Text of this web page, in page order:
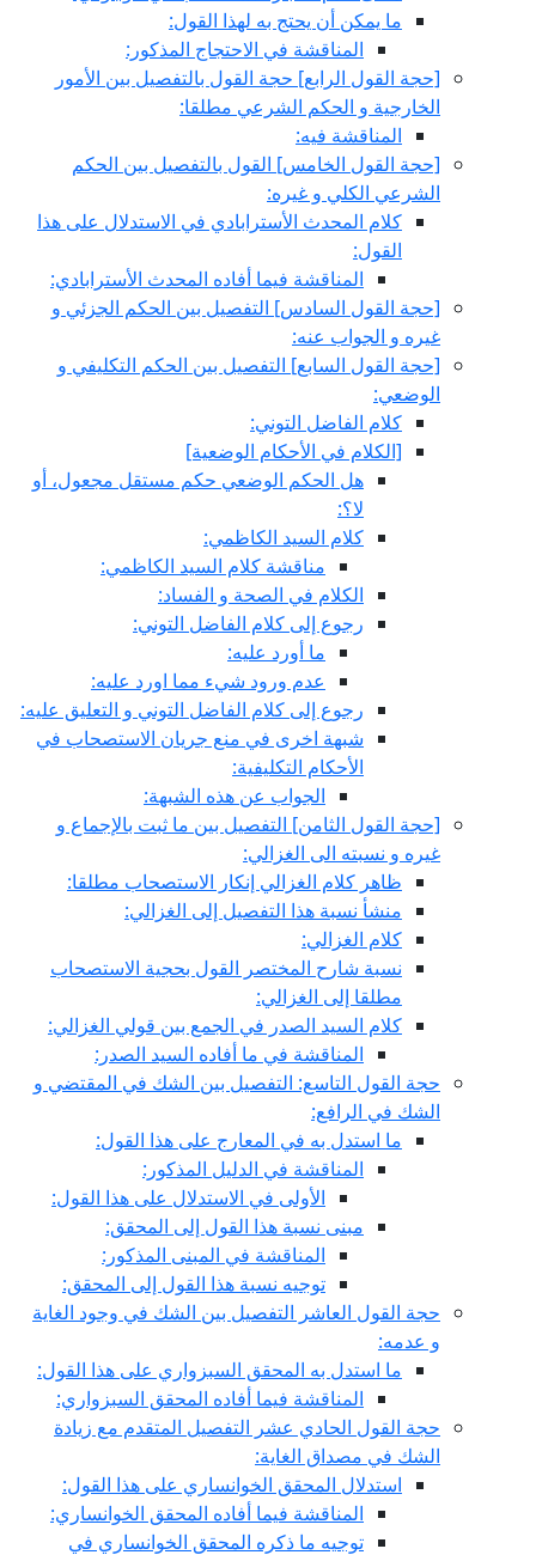
ما يمكن أن يحتج به لهذا القول:
المناقشة في الاحتجاج المذكور:
[حجة القول الرابع‏] حجة القول بالتفصيل بين الأمور
الخارجية و الحكم الشرعي مطلقا:
المناقشة فيه:
[حجة القول الخامس‏] القول بالتفصيل بين الحكم
الشرعي الكلي و غيره:
كلام المحدث الأسترابادي في الاستدلال على هذا
القول:
المناقشة فيما أفاده المحدث الأسترابادي:
[حجة القول السادس‏] التفصيل بين الحكم الجزئي و
غيره و الجواب عنه:
[حجة القول السابع‏] التفصيل بين الحكم التكليفي و
الوضعي:
كلام الفاضل التوني:
[الكلام في الأحكام الوضعية]
هل الحكم الوضعي حكم مستقل مجعول، أو
لا؟:
كلام السيد الكاظمي:
مناقشة كلام السيد الكاظمي:
الكلام في الصحة و الفساد:
رجوع إلى كلام الفاضل التوني:
ما أورد عليه:
عدم ورود شي‏ء مما اورد عليه:
رجوع إلى كلام الفاضل التوني و التعليق عليه:
شبهة اخرى في منع جريان الاستصحاب في
الأحكام التكليفية:
الجواب عن هذه الشبهة:
[حجة القول الثامن‏] التفصيل بين ما ثبت بالإجماع و
غيره و نسبته الى الغزالي:
ظاهر كلام الغزالي إنكار الاستصحاب مطلقا:
منشأ نسبة هذا التفصيل إلى الغزالي:
كلام الغزالي:
نسبة شارح المختصر القول بحجية الاستصحاب
مطلقا إلى الغزالي:
كلام السيد الصدر في الجمع بين قولي الغزالي:
المناقشة في ما أفاده السيد الصدر:
حجة القول التاسع: التفصيل بين الشك في المقتضي و
الشك في الرافع:
ما استدل به في المعارج على هذا القول:
المناقشة في الدليل المذكور:
الأولى في الاستدلال على هذا القول:
مبنى نسبة هذا القول إلى المحقق:
المناقشة في المبنى المذكور:
توجيه نسبة هذا القول إلى المحقق:
حجة القول العاشر التفصيل بين الشك في وجود الغاية
و عدمه:
ما استدل به المحقق السبزواري على هذا القول:
المناقشة فيما أفاده المحقق السبزواري:
حجة القول الحادي عشر التفصيل المتقدم مع زيادة
الشك في مصداق الغاية:
استدلال المحقق الخوانساري على هذا القول:
المناقشة فيما أفاده المحقق الخوانساري:
توجيه ما ذكره المحقق الخوانساري في